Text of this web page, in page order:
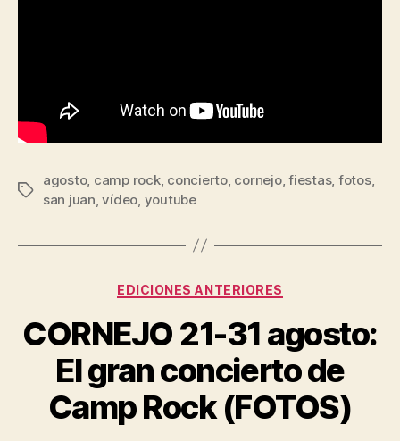
agosto, camp rock, concierto, cornejo,fiestas, fotos,
san juan ,vídeo youtube
EDICIONES ANTERIORES
CORNEJO 21-31 agosto:
El gran concierto de
Camp Rock (FOTOS)